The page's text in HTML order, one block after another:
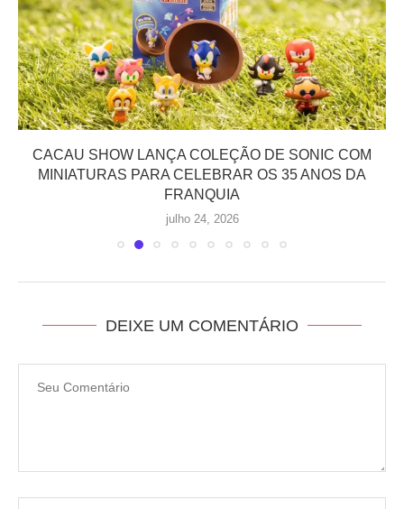
CACAU SHOW LANÇA COLEÇÃO DE SONIC COM
MINIATURAS PARA CELEBRAR OS 35 ANOS DA
FRANQUIA
julho 24, 2026
DEIXE UM COMENTÁRIO